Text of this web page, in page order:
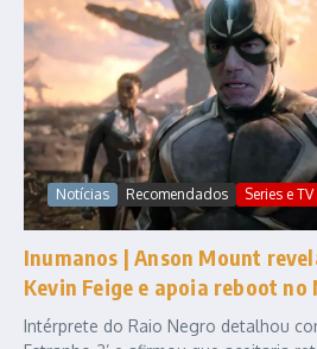
Notícias Recomendados Series e TV
Inumanos | Anson Mount
Kevin Feige e apoia reboot no
Intérprete do Raio Negro detalhou